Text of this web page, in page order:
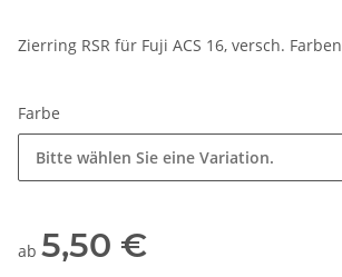
Zierring RSR für Fuji ACS 16, versch. Farben
Farbe
Bitte wählen Sie eine Variation.
ab 5,50 €